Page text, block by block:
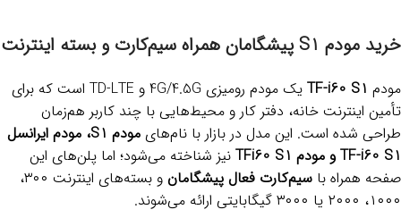
خرید مودم S1 پیشگامان همراه سیم‌کارت و بسته اینترنت
مودم TF-i60 S1
یک مودم رومیزی 4G/4.5G و TD-LTE است که برای
تأمین اینترنت خانه، دفتر کار و محیط‌هایی با چند کاربر هم‌زمان
طراحی شده است. این مدل در بازار با نام‌های
مودم S1، مودم ایرانسل
TF-i60 S1 و مودم TFi60 S1
نیز شناخته می‌شود؛ اما پلن‌های این
صفحه همراه با سیم‌کارت فعال پیشگامان
و بسته‌های اینترنت ۳۰۰،
۱۰۰۰، ۲۰۰۰ یا ۳۰۰۰ گیگابایتی ارائه می‌شوند.